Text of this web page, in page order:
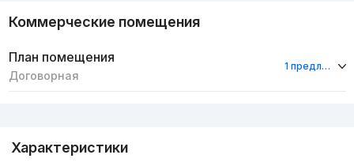
Коммерческие помещения
План помещения
Договорная
1 предложение
Характеристики